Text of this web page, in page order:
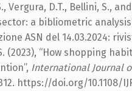
Vergura, D.T., Bellini, S.,
a bibliometric
ASN del 14.03.2024:
(2023), “How shopping
International Journal
https://doi.org/10.1108/